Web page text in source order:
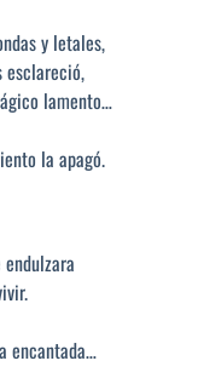
y letales,
esclareció,
lamento…
la apagó.
encantada…